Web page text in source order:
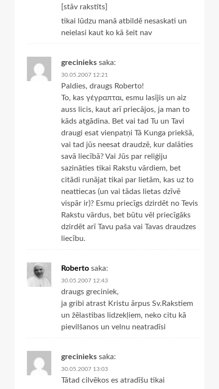
[stāv rakstīts]
tikai lūdzu manā atbildē nesaskati un
neielasi kaut ko kā šeit nav
grecinieks saka:
30.05.2007 12:21
Paldies, draugs Roberto!
To, kas γέγραπται, esmu lasījis un aiz
auss licis, kaut arī priecājos, ja man to
kāds atgādina. Bet vai tad Tu un Tavi
draugi esat vienpatņi Tā Kunga priekšā,
vai tad jūs neesat draudzē, kur dalāties
savā liecībā? Vai Jūs par reliģiju
sazināties tikai Rakstu vārdiem, bet
citādi runājat tikai par lietām, kas uz to
neattiecas (un vai tādas lietas dzīvē
vispār ir)? Esmu priecīgs dzirdēt no Tevis
Rakstu vārdus, bet būtu vēl priecīgāks
dzirdēt arī Tavu paša vai Tavas draudzes
liecību.
Roberto saka:
30.05.2007 12:43
draugs greciniek,
ja gribi atrast Kristu ārpus Sv.Rakstiem
un žēlastibas lidzekļiem, neko citu kā
pievilšanos un velnu neatradīsi
grecinieks saka:
30.05.2007 13:03
Tātad cilvēkos es atradīšu tikai